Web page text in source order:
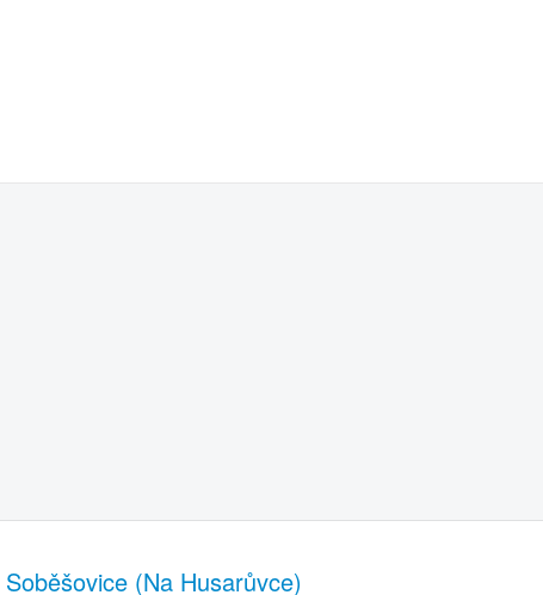
Soběšovice (Na Husarůvce)